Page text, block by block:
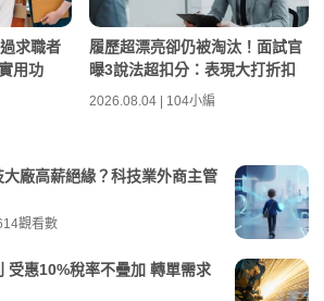
求職者
用功
履歷超漂亮卻仍被淘汰！面試官
曝3說法超扣分：表現大打折扣
2026.08.04 | 104小編
廠高薪絕緣？科技業外商主管
觀看數
受惠10%稅率不疊加 轉單需求